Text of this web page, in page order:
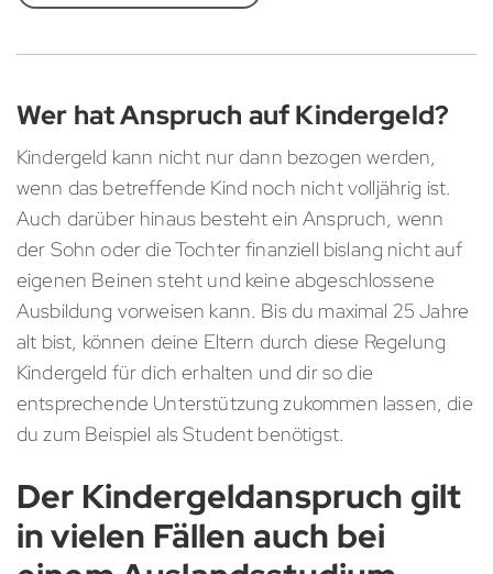
Wer hat Anspruch auf Kindergeld?
Kindergeld kann nicht nur dann bezogen werden,
wenn das betreffende Kind noch nicht volljährig ist.
Auch darüber hinaus besteht ein Anspruch, wenn
der Sohn oder die Tochter finanziell bislang nicht auf
eigenen Beinen steht und keine abgeschlossene
Ausbildung vorweisen kann. Bis du maximal 25 Jahre
alt bist, können deine Eltern durch diese Regelung
Kindergeld für dich erhalten und dir so die
entsprechende Unterstützung zukommen lassen, die
du zum Beispiel als Student benötigst.
Der Kindergeldanspruch gilt
in vielen Fällen auch bei